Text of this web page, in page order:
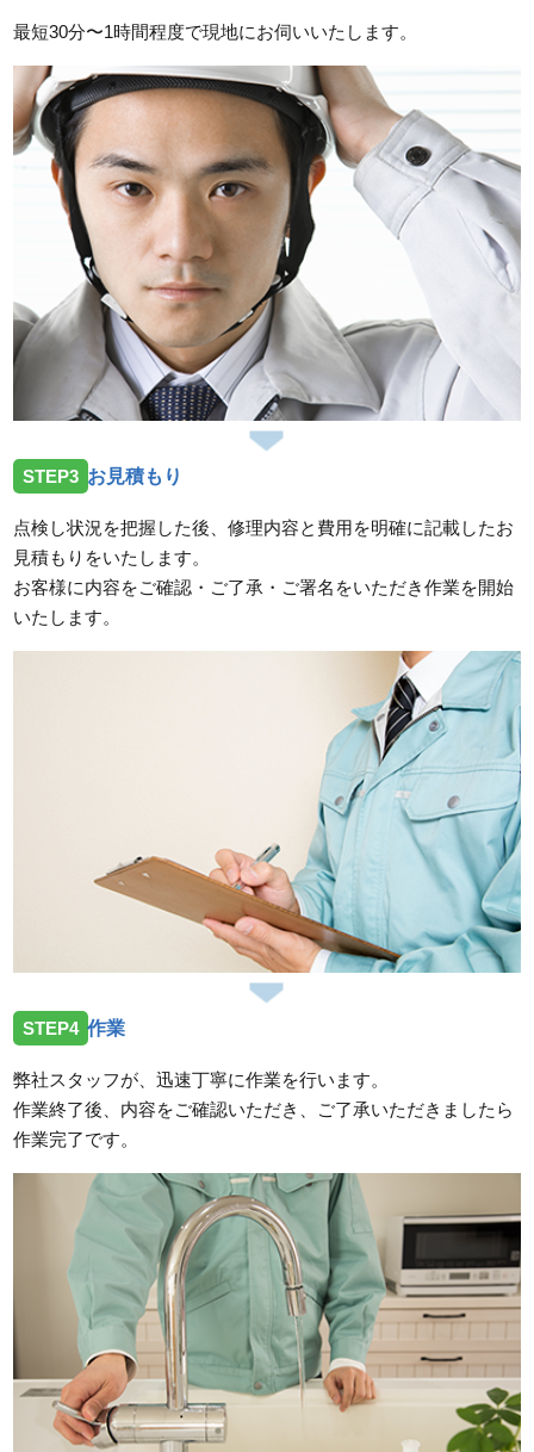
2026/02/02
愛知県名古屋市緑区鳴海町へトイレ水漏れトラブルで
お伺いしました。
スタッフの修理報告や事例の一覧はこちら
最短30分〜1時間程度で現地にお伺いいたします。
STEP3 お見積もり
点検し状況を把握した後、修理内容と費用を明確に記載したお
見積もりをいたします。
お客様に内容をご確認・ご了承・ご署名をいただき作業を開始
いたします。
STEP4 作業
弊社スタッフが、迅速丁寧に作業を行います。
作業終了後、内容をご確認いただき、ご了承いただきましたら
作業完了です。